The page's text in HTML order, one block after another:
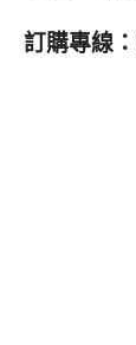
訂購專線：